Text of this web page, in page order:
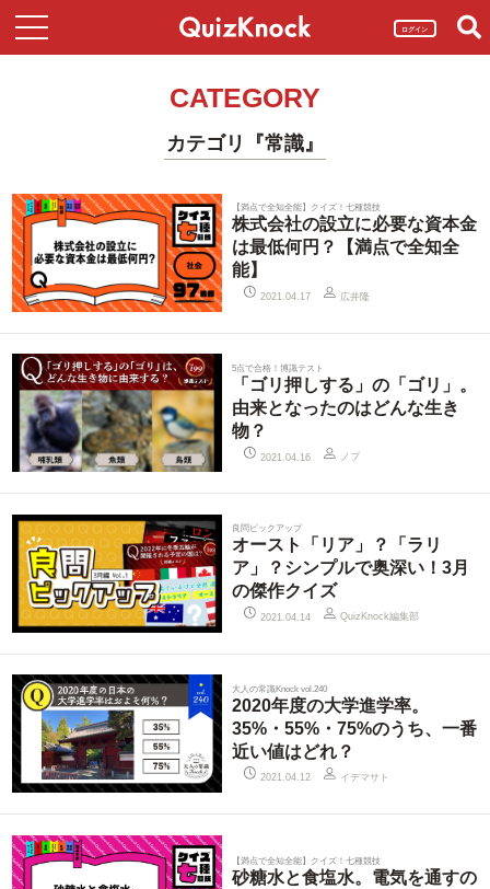
ログイン
CATEGORY
カテゴリ『常識』
【満点で全知全能】クイズ！七種競技
株式会社の設立に必要な資本金
は最低何円？【満点で全知全
能】
2021.04.17 広井隆
5点で合格！博識テスト
「ゴリ押しする」の「ゴリ」。
由来となったのはどんな生き
物？
2021.04.16 ノブ
良問ピックアップ
オースト「リア」？「ラリ
ア」？シンプルで奥深い！3月
の傑作クイズ
2021.04.14 QuizKnock編集部
大人の常識Knock vol.240
2020年度の大学進学率。
35%・55%・75%のうち、一番
近い値はどれ？
2021.04.12 イデマサト
【満点で全知全能】クイズ！七種競技
砂糖水と食塩水。電気を通すの